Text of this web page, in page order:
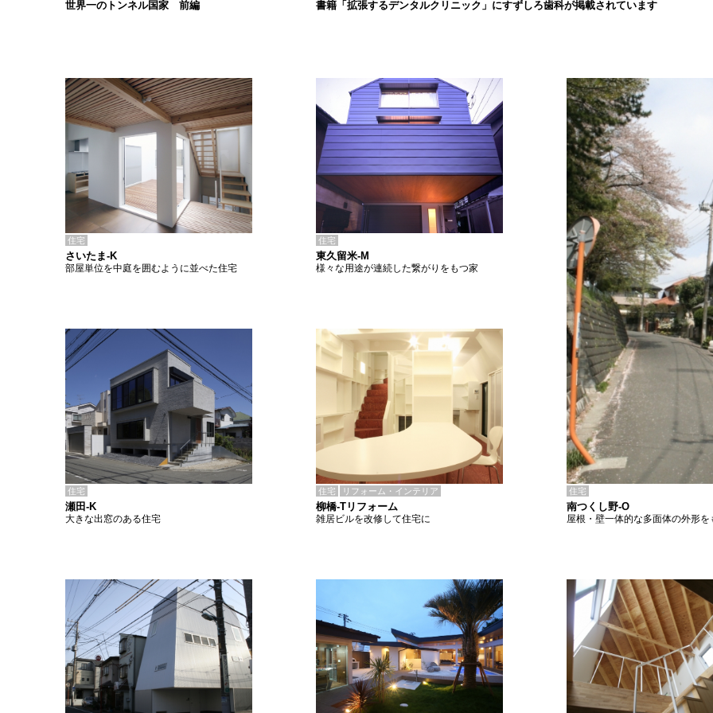
書籍「拡張するデンタルクリニック」にすずしろ歯科が掲載されています
世界一のトンネル国家 前編
住宅
さいたま-K
部屋単位を中庭を囲むように並べた住宅
住宅
東久留米-M
様々な用途が連続した繋がりをもつ家
住宅
瀬田-K
大きな出窓のある住宅
住宅 リフォーム・インテリア
柳橋-Tリフォーム
雑居ビルを改修して住宅に
住宅
南つくし野-O
屋根・壁一体的な多面体の外形を